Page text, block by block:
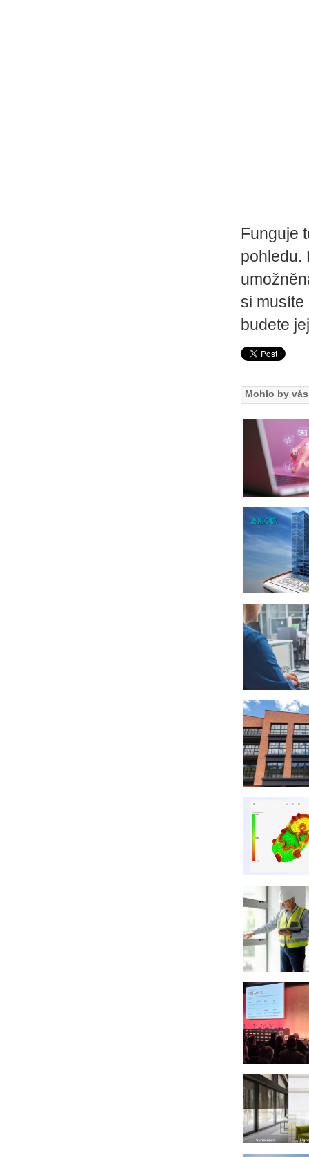
Funguje
pohledu.
si musíte
budete
Mohlo by